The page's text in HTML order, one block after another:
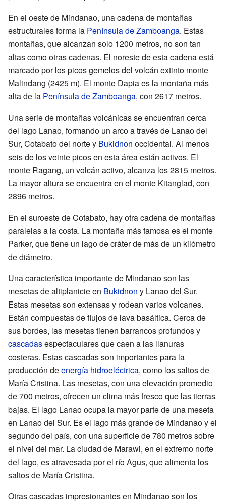
En el oeste de Mindanao, una cadena de montañas
estructurales forma la Península de Zamboanga. Estas
montañas, que alcanzan solo 1200 metros, no son tan
altas como otras cadenas. El noreste de esta cadena está
marcado por los picos gemelos del volcán extinto monte
Malindang (2425 m). El monte Dapia es la montaña más
alta de la Península de Zamboanga, con 2617 metros.
Una serie de montañas volcánicas se encuentran cerca
del lago Lanao, formando un arco a través de Lanao del
Sur, Cotabato del norte y Bukidnon occidental. Al menos
seis de los veinte picos en esta área están activos. El
monte Ragang, un volcán activo, alcanza los 2815 metros.
La mayor altura se encuentra en el monte Kitanglad, con
2896 metros.
En el suroeste de Cotabato, hay otra cadena de montañas
paralelas a la costa. La montaña más famosa es el monte
Parker, que tiene un lago de cráter de más de un kilómetro
de diámetro.
Una característica importante de Mindanao son las
mesetas de altiplanicie en Bukidnon y Lanao del Sur.
Estas mesetas son extensas y rodean varios volcanes.
Están compuestas de flujos de lava basáltica. Cerca de
sus bordes, las mesetas tienen barrancos profundos y
cascadasespectaculares que caen a las llanuras
costeras. Estas cascadas son importantes para la
producción deenergía hidroeléctrica, como los saltos de
María Cristina. Las mesetas, con una elevación promedio
de 700 metros, ofrecen un clima más fresco que las tierras
bajas. El lago Lanao ocupa la mayor parte de una meseta
en Lanao del Sur. Es el lago más grande de Mindanao y el
segundo del país, con una superficie de 780 metros sobre
el nivel del mar. La ciudad de Marawi, en el extremo norte
del lago, es atravesada por el río Agus, que alimenta los
saltos de María Cristina.
Otras cascadas impresionantes en Mindanao son los